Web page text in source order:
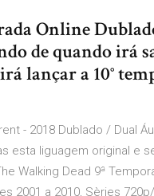
Online
de quando irá
lançar a 10°
- 2018 Dublado / Dual
esta liguagem original e
Walking Dead 9ª
2001 a 2010, Sèries